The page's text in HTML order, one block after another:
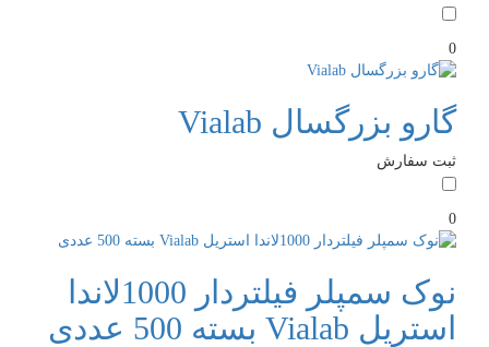
0
گارو بزرگسال Vialab
ثبت سفارش
0
نوک سمپلر فیلتردار 1000لاندا
استریل Vialab بسته 500 عددی